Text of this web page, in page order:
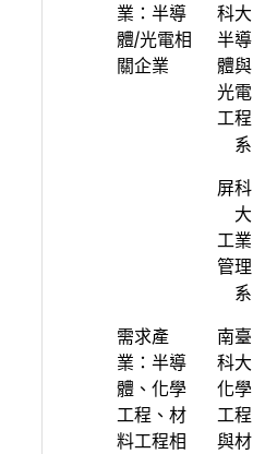
業：半導
體/光電相
關企業
科大
半導
體與
光電
工程
系
屏科
大
工業
管理
系
需求產
業：半導
體、化學
工程、材
料工程相
南臺
科大
化學
工程
與材